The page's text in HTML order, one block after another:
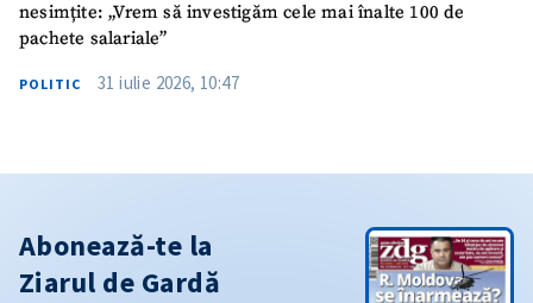
nesimțite: „Vrem să investigăm cele mai înalte 100 de
pachete salariale”
POLITIC 31 iulie 2026, 10:47
Abonează-te la
Ziarul de Gardă